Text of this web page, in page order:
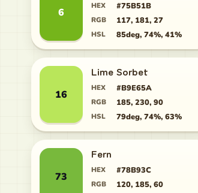
6
HEX #75B51B
RGB 117, 181, 27
HSL 85deg, 74%, 41%
16
Lime Sorbet
HEX #B9E65A
RGB 185, 230, 90
HSL 79deg, 74%, 63%
73
Fern
HEX #78B93C
RGB 120, 185, 60